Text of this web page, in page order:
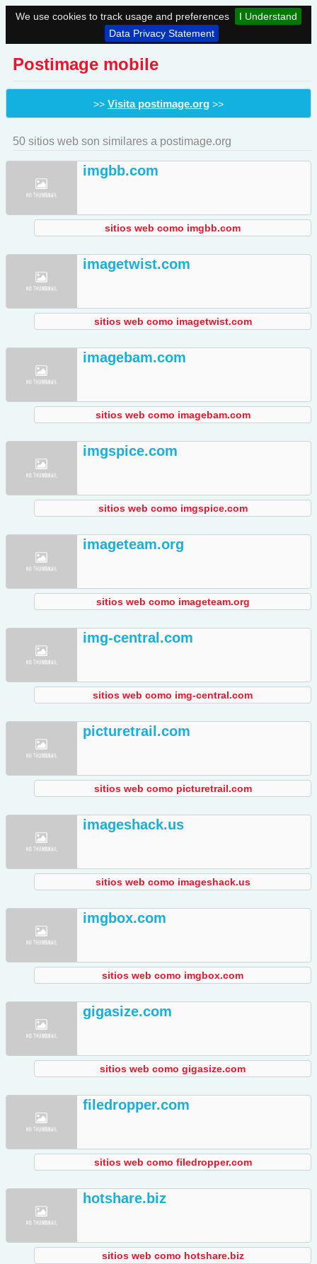
We use cookies to track usage and preferences
I Understand
Data Privacy Statement
Postimage mobile
>> Visita postimage.org >>
50 sitios web son similares a postimage.org
imgbb.com
sitios web como imgbb.com
imagetwist.com
sitios web como imagetwist.com
imagebam.com
sitios web como imagebam.com
imgspice.com
sitios web como imgspice.com
imageteam.org
sitios web como imageteam.org
img-central.com
sitios web como img-central.com
picturetrail.com
sitios web como picturetrail.com
imageshack.us
sitios web como imageshack.us
imgbox.com
sitios web como imgbox.com
gigasize.com
sitios web como gigasize.com
filedropper.com
sitios web como filedropper.com
hotshare.biz
sitios web como hotshare.biz